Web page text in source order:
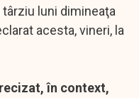
luni dimineaţa
acesta, vineri, la
în context,